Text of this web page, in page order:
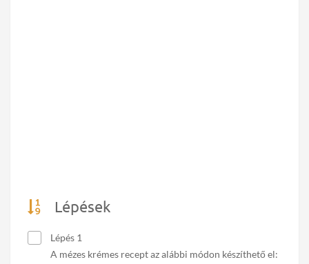
Lépések
Lépés 1
A mézes krémes recept az alábbi módon készíthető el: